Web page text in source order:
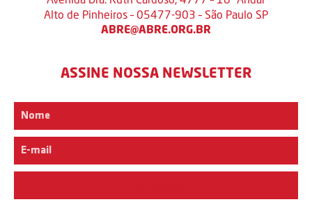
Alto de Pinheiros – 05477-903 – São Paulo SP
ABRE@ABRE.ORG.BR
ASSINE NOSSA NEWSLETTER